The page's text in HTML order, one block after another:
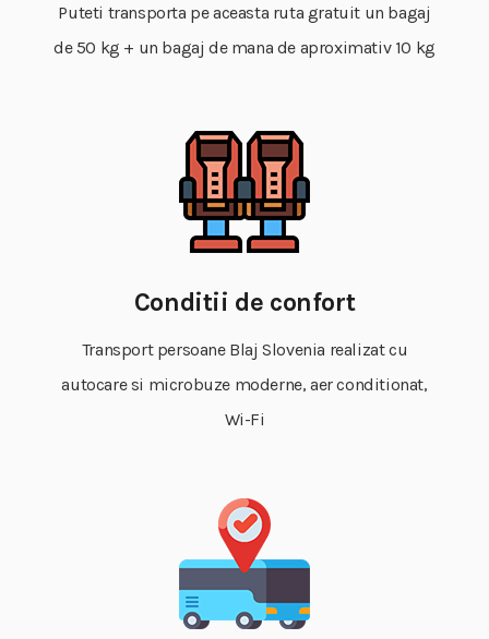
Puteti transporta pe aceasta ruta gratuit un bagaj
de 50 kg + un bagaj de mana de aproximativ 10 kg
Conditii de confort
Transport persoane Blaj Slovenia realizat cu
autocare si microbuze moderne, aer conditionat,
Wi-Fi